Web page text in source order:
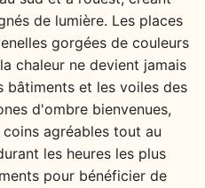
de lumière. Les places
gorgées de couleurs
chaleur ne devient jamais
bâtiments et les voiles des
d'ombre bienvenues,
agréables tout au
les heures les plus
pour bénéficier de